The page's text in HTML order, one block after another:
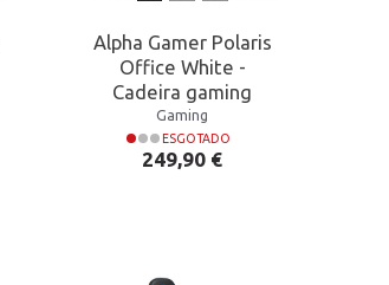
Alpha Gamer Polaris
Office White -
Cadeira gaming
Gaming
ESGOTADO
Preço
249,90 €